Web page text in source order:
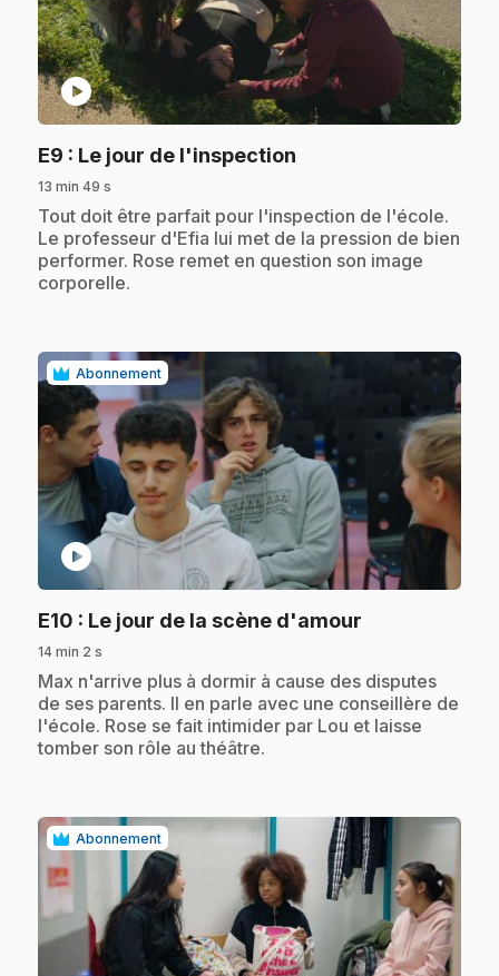
play_circle
E9 : Le jour de l'inspection
13 min 49 s
.Tout doit être parfait pour l'inspection de l'école.
Le professeur d'Efia lui met de la pression de bien
performer. Rose remet en question son image
corporelle.
Abonnement
play_circle
E10 : Le jour de la scène d'amour
14 min 2 s
.Max n'arrive plus à dormir à cause des disputes
de ses parents. Il en parle avec une conseillère de
l'école. Rose se fait intimider par Lou et laisse
tomber son rôle au théâtre.
Abonnement